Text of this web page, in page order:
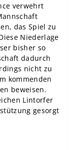
verwehrt
das Spiel zu
Niederlage
bisher so
dadurch
nicht zu
kommenden
beweisen.
Lintorfer
gesorgt